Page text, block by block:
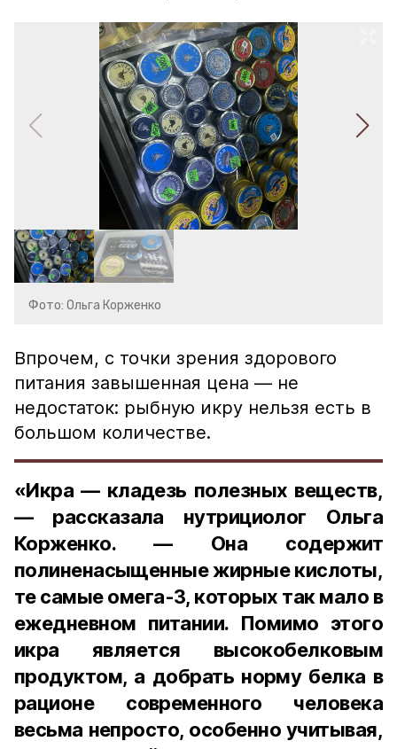
Фото: Ольга Корженко
Впрочем, с точки зрения здорового
питания завышенная цена — не
недостаток: рыбную икру нельзя есть в
большом количестве.
«Икра — кладезь полезных веществ,
— рассказала нутрициолог Ольга
Корженко. — Она содержит
полиненасыщенные жирные кислоты,
те самые омега-3, которых так мало в
ежедневном питании. Помимо этого
икра является высокобелковым
продуктом, а добрать норму белка в
рационе современного человека
весьма непросто, особенно учитывая,